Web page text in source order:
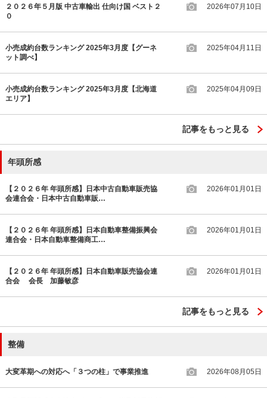
２０２６年５月版 中古車輸出 仕向け国 ベスト２
０
2026年07月10日
小売成約台数ランキング 2025年3月度【グーネ
ット調べ】
2025年04月11日
小売成約台数ランキング 2025年3月度【北海道
エリア】
2025年04月09日
記事をもっと見る
年頭所感
【２０２６年 年頭所感】日本中古自動車販売協
会連合会・日本中古自動車販…
2026年01月01日
【２０２６年 年頭所感】日本自動車整備振興会
連合会・日本自動車整備商工…
2026年01月01日
【２０２６年 年頭所感】日本自動車販売協会連
合会 会長 加藤敏彦
2026年01月01日
記事をもっと見る
整備
大変革期への対応へ「３つの柱」で事業推進 2026年08月05日